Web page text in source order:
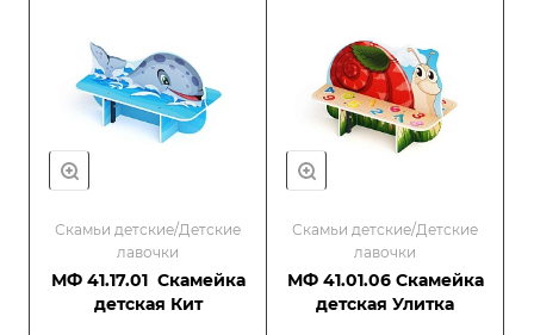
Скамьи детские/Детские
лавочки
МФ 41.17.01 Скамейка
детская Кит
Скамьи детские/Детские
лавочки
МФ 41.01.06 Скамейка
детская Улитка